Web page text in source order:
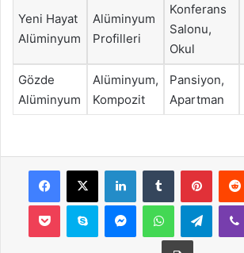
Yeni Hayat
Alüminyum
Alüminyum
Profilleri
Konferans
Salonu,
Okul
Gözde
Alüminyum
Alüminyum,
Kompozit
Pansiyon,
Apartman
Facebook
X LinkedInTumblr
Pocket Skype MessengerWhatsApp
Yazdır